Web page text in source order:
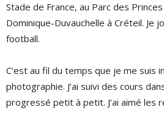
Stade de France, au Parc des
Dominique-Duvauchelle à Créteil. Je
football.
C’est au fil du temps que je me suis
photographie. J’ai suivi des cours
progressé petit à petit. J’ai aimé les